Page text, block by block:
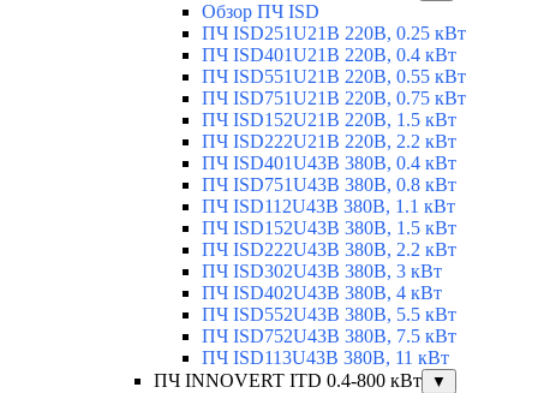
Обзор ПЧ ISD
ПЧ ISD251U21B 220В, 0.25 кВт
ПЧ ISD401U21B 220В, 0.4 кВт
ПЧ ISD551U21B 220В, 0.55 кВт
ПЧ ISD751U21B 220В, 0.75 кВт
ПЧ ISD152U21B 220В, 1.5 кВт
ПЧ ISD222U21B 220В, 2.2 кВт
ПЧ ISD401U43B 380В, 0.4 кВт
ПЧ ISD751U43B 380В, 0.8 кВт
ПЧ ISD112U43B 380В, 1.1 кВт
ПЧ ISD152U43B 380В, 1.5 кВт
ПЧ ISD222U43B 380В, 2.2 кВт
ПЧ ISD302U43B 380В, 3 кВт
ПЧ ISD402U43B 380В, 4 кВт
ПЧ ISD552U43B 380В, 5.5 кВт
ПЧ ISD752U43B 380В, 7.5 кВт
ПЧ ISD113U43B 380В, 11 кВт
ПЧ INNOVERT ITD 0.4-800 кВт
▼